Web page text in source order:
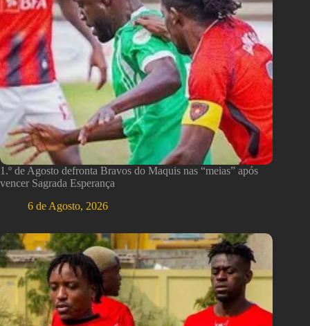
1.º de Agosto defronta Bravos do Maquis nas “meias” após
vencer Sagrada Esperança
6 de Agosto, 2026